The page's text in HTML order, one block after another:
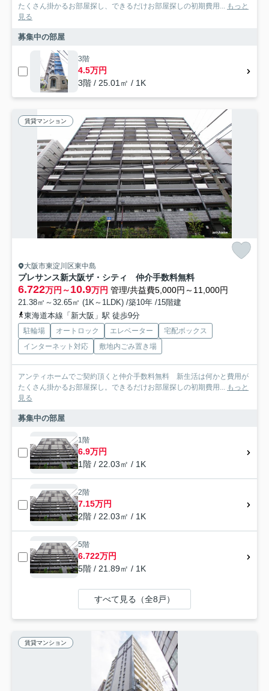
たくさん掛かるお部屋探し、できるだけお部屋探しの初期費用... もっと
見る
募集中の部屋
3階
4.5万円
3階 / 25.01㎡ / 1K
賃貸マンション
大阪市東淀川区東中島
プレサンス新大阪ザ・シティ 仲介手数料無料
6.722万円～10.9万円 管理/共益費5,000円～11,000円
21.38㎡～32.65㎡ (1K～1LDK) /築10年 /15階建
東海道本線「新大阪」駅 徒歩9分
駐輪場 オートロック エレベーター
宅配ボックス
インターネット対応
敷地内ごみ置き場
アンティホームでご契約頂くと仲介手数料無料 新生活は何かと費用が
たくさん掛かるお部屋探し。できるだけお部屋探しの初期費用... もっと
見る
募集中の部屋
1階
6.9万円
1階 / 22.03㎡ / 1K
2階
7.15万円
2階 / 22.03㎡ / 1K
5階
6.722万円
5階 / 21.89㎡ / 1K
すべて見る（全8戸）
賃貸マンション